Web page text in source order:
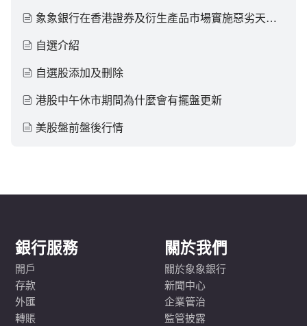
象象銀行在香港證券及衍生產品市場實施惡劣天氣下維持交易的安排是怎樣的？
自選介紹
自選股添加及刪除
港股中午休市期間為什麼會有擺盤更新
美股盤前盤後行情
銀行服務
開戶
存款
外匯
轉賬
關於我們
關於象象銀行
新聞中心
企業管治
監管披露